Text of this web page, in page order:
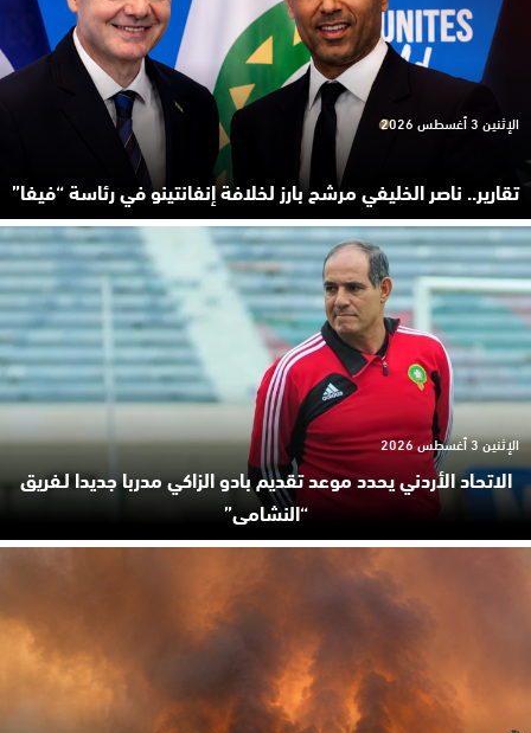
تقارير.. ناصر الخليفي مرشح بارز لخلافة إنفانتينو في رئاسة “فيفا”
الإثنين 3 أغسطس 2026
الاتحاد الأردني يحدد موعد تقديم بادو الزاكي مدربا جديدا لـفريق
“النشامى”
الإثنين 3 أغسطس 2026